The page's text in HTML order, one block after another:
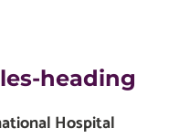
heading
Hospital